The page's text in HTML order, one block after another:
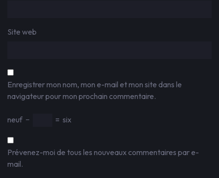
Site web
Enregistrer mon nom, mon e-mail et mon site dans le
navigateur pour mon prochain commentaire.
neuf − = six
Prévenez-moi de tous les nouveaux commentaires par e-
mail.